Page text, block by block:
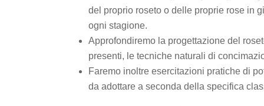
del proprio roseto o delle proprie rose in
ogni stagione.
Approfondiremo la progettazione del
presenti, le tecniche naturali di
Faremo inoltre esercitazioni pratiche di
da adottare a seconda della specifica